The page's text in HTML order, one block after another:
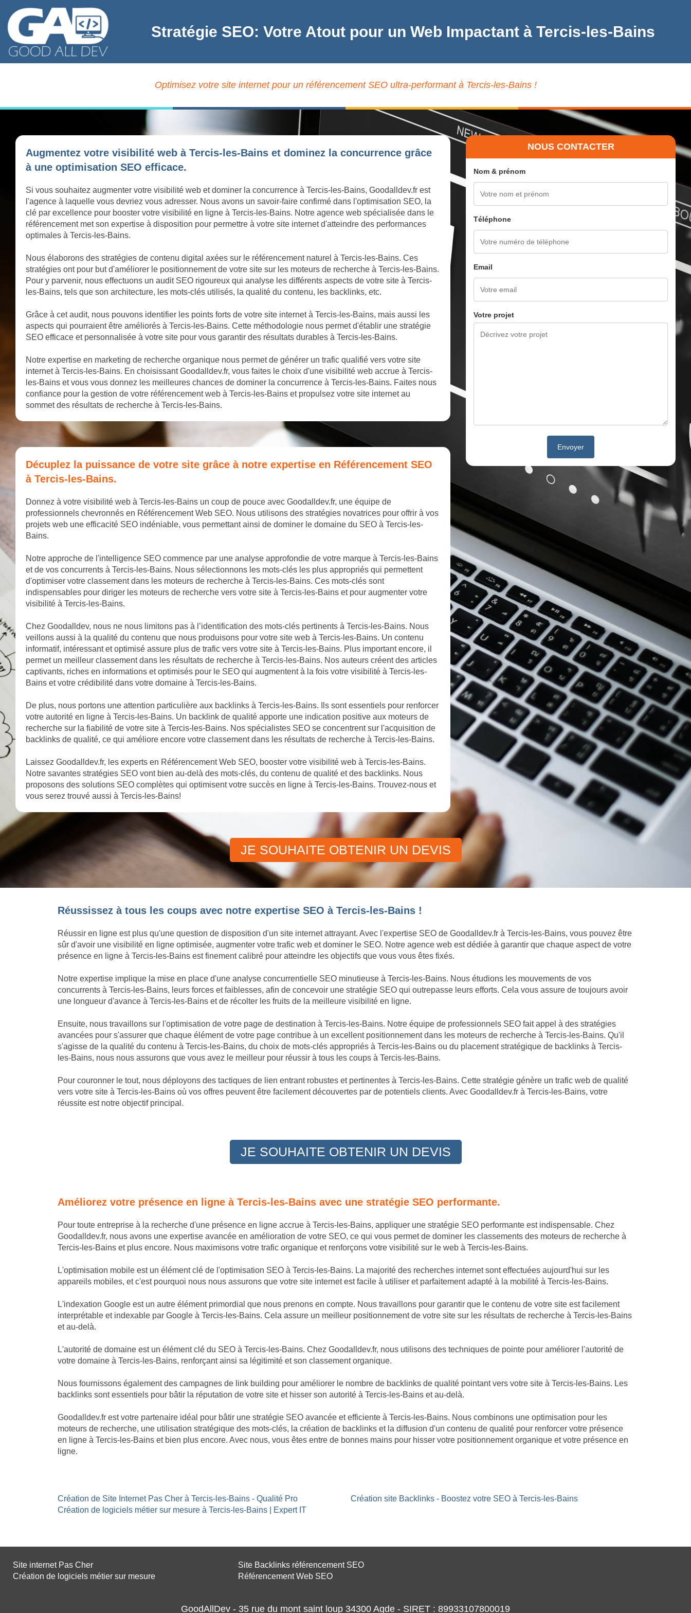
Stratégie SEO: Votre Atout pour un Web Impactant à Tercis-les-Bains
Optimisez votre site internet pour un référencement SEO ultra-performant à Tercis-les-Bains !
Augmentez votre visibilité web à Tercis-les-Bains et dominez la concurrence grâce
à une optimisation SEO efficace.
Si vous souhaitez augmenter votre visibilité web et dominer la concurrence à Tercis-les-Bains, Goodalldev.fr est
l'agence à laquelle vous devriez vous adresser. Nous avons un savoir-faire confirmé dans l'optimisation SEO, la
clé par excellence pour booster votre visibilité en ligne à Tercis-les-Bains. Notre agence web spécialisée dans le
référencement met son expertise à disposition pour permettre à votre site internet d'atteindre des performances
optimales à Tercis-les-Bains.
Nous élaborons des stratégies de contenu digital axées sur le référencement naturel à Tercis-les-Bains. Ces
stratégies ont pour but d'améliorer le positionnement de votre site sur les moteurs de recherche à Tercis-les-Bains.
Pour y parvenir, nous effectuons un audit SEO rigoureux qui analyse les différents aspects de votre site à Tercis-
les-Bains, tels que son architecture, les mots-clés utilisés, la qualité du contenu, les backlinks, etc.
Grâce à cet audit, nous pouvons identifier les points forts de votre site internet à Tercis-les-Bains, mais aussi les
aspects qui pourraient être améliorés à Tercis-les-Bains. Cette méthodologie nous permet d'établir une stratégie
SEO efficace et personnalisée à votre site pour vous garantir des résultats durables à Tercis-les-Bains.
Notre expertise en marketing de recherche organique nous permet de générer un trafic qualifié vers votre site
internet à Tercis-les-Bains. En choisissant Goodalldev.fr, vous faites le choix d'une visibilité web accrue à Tercis-
les-Bains et vous vous donnez les meilleures chances de dominer la concurrence à Tercis-les-Bains. Faites nous
confiance pour la gestion de votre référencement web à Tercis-les-Bains et propulsez votre site internet au
sommet des résultats de recherche à Tercis-les-Bains.
Décuplez la puissance de votre site grâce à notre expertise en Référencement SEO
à Tercis-les-Bains.
Donnez à votre visibilité web à Tercis-les-Bains un coup de pouce avec Goodalldev.fr, une équipe de
professionnels chevronnés en Référencement Web SEO. Nous utilisons des stratégies novatrices pour offrir à vos
projets web une efficacité SEO indéniable, vous permettant ainsi de dominer le domaine du SEO à Tercis-les-
Bains.
Notre approche de l'intelligence SEO commence par une analyse approfondie de votre marque à Tercis-les-Bains
et de vos concurrents à Tercis-les-Bains. Nous sélectionnons les mots-clés les plus appropriés qui permettent
d'optimiser votre classement dans les moteurs de recherche à Tercis-les-Bains. Ces mots-clés sont
indispensables pour diriger les moteurs de recherche vers votre site à Tercis-les-Bains et pour augmenter votre
visibilité à Tercis-les-Bains.
Chez Goodalldev, nous ne nous limitons pas à l’identification des mots-clés pertinents à Tercis-les-Bains. Nous
veillons aussi à la qualité du contenu que nous produisons pour votre site web à Tercis-les-Bains. Un contenu
informatif, intéressant et optimisé assure plus de trafic vers votre site à Tercis-les-Bains. Plus important encore, il
permet un meilleur classement dans les résultats de recherche à Tercis-les-Bains. Nos auteurs créent des articles
captivants, riches en informations et optimisés pour le SEO qui augmentent à la fois votre visibilité à Tercis-les-
Bains et votre crédibilité dans votre domaine à Tercis-les-Bains.
De plus, nous portons une attention particulière aux backlinks à Tercis-les-Bains. Ils sont essentiels pour renforcer
votre autorité en ligne à Tercis-les-Bains. Un backlink de qualité apporte une indication positive aux moteurs de
recherche sur la fiabilité de votre site à Tercis-les-Bains. Nos spécialistes SEO se concentrent sur l'acquisition de
backlinks de qualité, ce qui améliore encore votre classement dans les résultats de recherche à Tercis-les-Bains.
Laissez Goodalldev.fr, les experts en Référencement Web SEO, booster votre visibilité web à Tercis-les-Bains.
Notre savantes stratégies SEO vont bien au-delà des mots-clés, du contenu de qualité et des backlinks. Nous
proposons des solutions SEO complètes qui optimisent votre succès en ligne à Tercis-les-Bains. Trouvez-nous et
vous serez trouvé aussi à Tercis-les-Bains!
NOUS CONTACTER
Nom & prénom
Téléphone
Email
Votre projet
JE SOUHAITE OBTENIR UN DEVIS
Réussissez à tous les coups avec notre expertise SEO à Tercis-les-Bains !
Réussir en ligne est plus qu'une question de disposition d'un site internet attrayant. Avec l'expertise SEO de Goodalldev.fr à Tercis-les-Bains, vous pouvez être
sûr d'avoir une visibilité en ligne optimisée, augmenter votre trafic web et dominer le SEO. Notre agence web est dédiée à garantir que chaque aspect de votre
présence en ligne à Tercis-les-Bains est finement calibré pour atteindre les objectifs que vous vous êtes fixés.
Notre expertise implique la mise en place d'une analyse concurrentielle SEO minutieuse à Tercis-les-Bains. Nous étudions les mouvements de vos
concurrents à Tercis-les-Bains, leurs forces et faiblesses, afin de concevoir une stratégie SEO qui outrepasse leurs efforts. Cela vous assure de toujours avoir
une longueur d'avance à Tercis-les-Bains et de récolter les fruits de la meilleure visibilité en ligne.
Ensuite, nous travaillons sur l'optimisation de votre page de destination à Tercis-les-Bains. Notre équipe de professionnels SEO fait appel à des stratégies
avancées pour s'assurer que chaque élément de votre page contribue à un excellent positionnement dans les moteurs de recherche à Tercis-les-Bains. Qu'il
s'agisse de la qualité du contenu à Tercis-les-Bains, du choix de mots-clés appropriés à Tercis-les-Bains ou du placement stratégique de backlinks à Tercis-
les-Bains, nous nous assurons que vous avez le meilleur pour réussir à tous les coups à Tercis-les-Bains.
Pour couronner le tout, nous déployons des tactiques de lien entrant robustes et pertinentes à Tercis-les-Bains. Cette stratégie génère un trafic web de qualité
vers votre site à Tercis-les-Bains où vos offres peuvent être facilement découvertes par de potentiels clients. Avec Goodalldev.fr à Tercis-les-Bains, votre
réussite est notre objectif principal.
JE SOUHAITE OBTENIR UN DEVIS
Améliorez votre présence en ligne à Tercis-les-Bains avec une stratégie SEO performante.
Pour toute entreprise à la recherche d'une présence en ligne accrue à Tercis-les-Bains, appliquer une stratégie SEO performante est indispensable. Chez
Goodalldev.fr, nous avons une expertise avancée en amélioration de votre SEO, ce qui vous permet de dominer les classements des moteurs de recherche à
Tercis-les-Bains et plus encore. Nous maximisons votre trafic organique et renforçons votre visibilité sur le web à Tercis-les-Bains.
L'optimisation mobile est un élément clé de l'optimisation SEO à Tercis-les-Bains. La majorité des recherches internet sont effectuées aujourd'hui sur les
appareils mobiles, et c'est pourquoi nous nous assurons que votre site internet est facile à utiliser et parfaitement adapté à la mobilité à Tercis-les-Bains.
L'indexation Google est un autre élément primordial que nous prenons en compte. Nous travaillons pour garantir que le contenu de votre site est facilement
interprétable et indexable par Google à Tercis-les-Bains. Cela assure un meilleur positionnement de votre site sur les résultats de recherche à Tercis-les-Bains
et au-delà.
L'autorité de domaine est un élément clé du SEO à Tercis-les-Bains. Chez Goodalldev.fr, nous utilisons des techniques de pointe pour améliorer l'autorité de
votre domaine à Tercis-les-Bains, renforçant ainsi sa légitimité et son classement organique.
Nous fournissons également des campagnes de link building pour améliorer le nombre de backlinks de qualité pointant vers votre site à Tercis-les-Bains. Les
backlinks sont essentiels pour bâtir la réputation de votre site et hisser son autorité à Tercis-les-Bains et au-delà.
Goodalldev.fr est votre partenaire idéal pour bâtir une stratégie SEO avancée et efficiente à Tercis-les-Bains. Nous combinons une optimisation pour les
moteurs de recherche, une utilisation stratégique des mots-clés, la création de backlinks et la diffusion d'un contenu de qualité pour renforcer votre présence
en ligne à Tercis-les-Bains et bien plus encore. Avec nous, vous êtes entre de bonnes mains pour hisser votre positionnement organique et votre présence en
ligne.
Création de Site Internet Pas Cher à Tercis-les-Bains - Qualité Pro
Création de logiciels métier sur mesure à Tercis-les-Bains | Expert IT
Création site Backlinks - Boostez votre SEO à Tercis-les-Bains
Site internet Pas Cher
Création de logiciels métier sur mesure
Site Backlinks référencement SEO
Référencement Web SEO
GoodAllDev - 35 rue du mont saint loup 34300 Agde - SIRET : 89933107800019